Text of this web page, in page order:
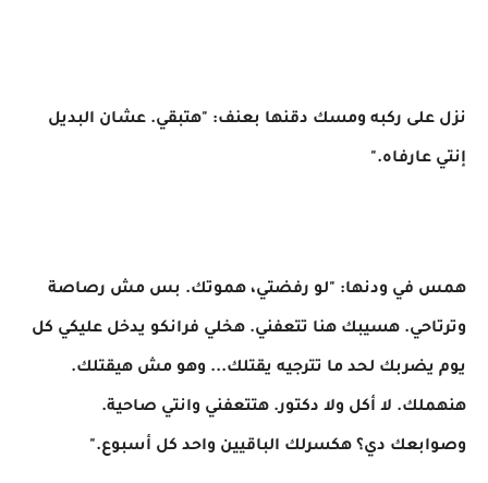
نزل على ركبه ومسك دقنها بعنف: "هتبقي. عشان البديل
إنتي عارفاه."
همس في ودنها: "لو رفضتي، هموتك. بس مش رصاصة
وترتاحي. هسيبك هنا تتعفني. هخلي فرانكو يدخل عليكي كل
يوم يضربك لحد ما تترجيه يقتلك... وهو مش هيقتلك.
هنهملك. لا أكل ولا دكتور. هتتعفني وانتي صاحية.
وصوابعك دي؟ هكسرلك الباقيين واحد كل أسبوع."